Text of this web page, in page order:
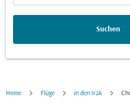
Suchen
Home Flüge in den Irak